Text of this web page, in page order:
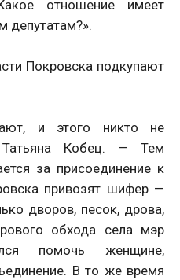
отношение имеет
депутатам?».
Покровска подкупают
и этого никто не
Кобец. — Тем
за присоединение к
привозят шифер —
дворов, песок, дрова,
обхода села мэр
помочь женщине,
В то же время